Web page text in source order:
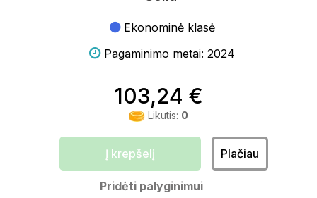
Ekonominė klasė
Pagaminimo metai: 2024
103,24 €
Likutis: 0
Į krepšelį Plačiau
Pridėti palyginimui